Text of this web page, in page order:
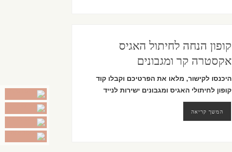
קופון הנחה לחיתול האגיס
אקסטרה קר ומגבונים
היכנסו לקישור, מלאו את הפרטיכם וקבלו קוד
קופון לחיתולי האגיס ומגבונים ישירות לנייד
המשך קריאה